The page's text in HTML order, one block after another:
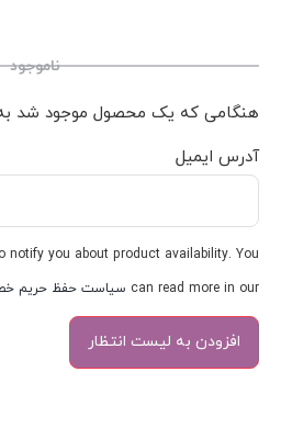
ناموجود
هنگامی که یک محصول موجود شد
آدرس ایمیل
notify you about product availability. You
can read more in our سیاست حفظ حریم